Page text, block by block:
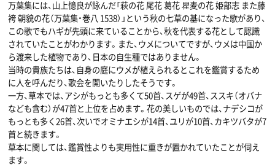
万葉集には、山上憶良が詠んだ「萩の花 尾花 葛花 瞿麦の花 姫部志 また藤
袴 朝貌の花（万葉集・巻八 1538）」という秋の七草の基になった歌があり、
この歌でもハギが先頭に来ていることから、秋を代表する花として認識
されていたことがわかります。また、ウメについてですが、ウメは中国か
ら渡来した植物であり、日本の自生種ではありません。
当時の貴族たちは、自身の庭にウメが植えられるとこれを鑑賞するため
に人を呼んだり、歌会を開いたりしたそうです。
一方、草本では、アシがもっとも多くて50首、スゲが49首、ススキ（オバナ
なども含む）が47首と上位を占めます。花の美しいものでは、ナデシコが
もっとも多く26首、次いでオミナエシが14首、ユリが10首、カキツバタが7
首と続きます。
草本に関しては、鑑賞性よりも実用性に重きが置かれていたことが伺え
ます。